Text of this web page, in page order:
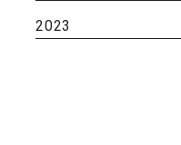
2023